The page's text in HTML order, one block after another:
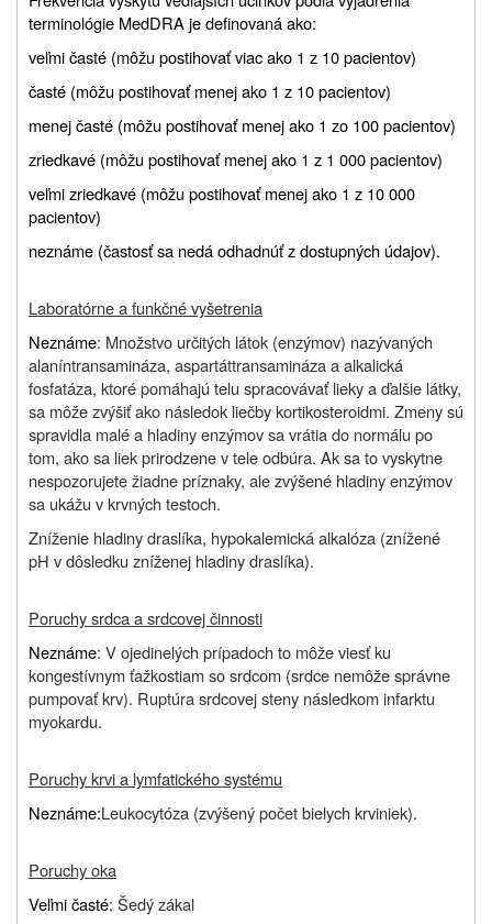
terminológie MedDRA je definovaná ako:
veľmi časté (môžu postihovať viac ako 1 z 10 pacientov)
časté (môžu postihovať menej ako 1 z 10 pacientov)
menej časté (môžu postihovať menej ako 1 zo 100 pacientov)
zriedkavé (môžu postihovať menej ako 1 z 1 000 pacientov)
veľmi zriedkavé (môžu postihovať menej ako 1 z 10 000
pacientov)
neznáme (častosť sa nedá odhadnúť z dostupných údajov).
Laboratórne a funkčné vyšetrenia
Neznáme: Množstvo určitých látok (enzýmov) nazývaných
alaníntransamináza, aspartáttransamináza a alkalická
fosfatáza, ktoré pomáhajú telu spracovávať lieky a ďalšie látky,
sa môže zvýšiť ako následok liečby kortikosteroidmi. Zmeny sú
spravidla malé a hladiny enzýmov sa vrátia do normálu po
tom, ako sa liek prirodzene v tele odbúra. Ak sa to vyskytne
nespozorujete žiadne príznaky, ale zvýšené hladiny enzýmov
sa ukážu v krvných testoch.
Zníženie hladiny draslíka, hypokalemická alkalóza (znížené
pH v dôsledku zníženej hladiny draslíka).
Poruchy srdca a srdcovej činnosti
Neznáme: V ojedinelých prípadoch to môže viesť ku
kongestívnym ťažkostiam so srdcom (srdce nemôže správne
pumpovať krv). Ruptúra srdcovej steny následkom infarktu
myokardu.
Poruchy krvi a lymfatického systému
Neznáme:Leukocytóza (zvýšený počet bielych krviniek).
Poruchy oka
Veľmi časté: Šedý zákal